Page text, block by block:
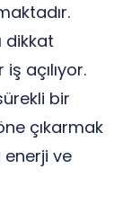
dikkat
açılıyor.
bir
çıkarmak
enerji ve